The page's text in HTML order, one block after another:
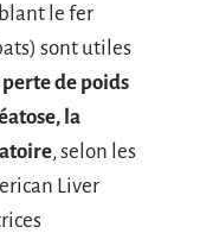
le fer
sont utiles
perte de poids
la
, selon les
Liver